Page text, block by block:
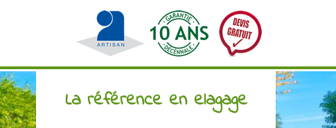
La référence en elagage